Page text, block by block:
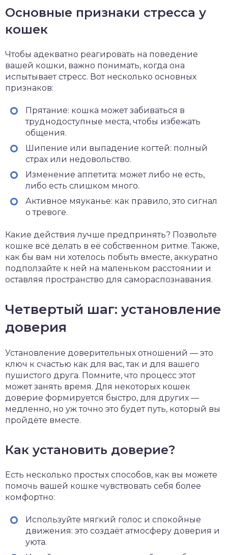
Основные признаки стресса у
кошек
Чтобы адекватно реагировать на поведение
вашей кошки, важно понимать, когда она
испытывает стресс. Вот несколько основных
признаков:
Прятание: кошка может забиваться в
труднодоступные места, чтобы избежать
общения.
Шипение или выпадение когтей: полный
страх или недовольство.
Изменение аппетита: может либо не есть,
либо есть слишком много.
Активное мяуканье: как правило, это сигнал
о тревоге.
Какие действия лучше предпринять? Позвольте
кошке всё делать в её собственном ритме. Также,
как бы вам ни хотелось побыть вместе, аккуратно
подползайте к ней на маленьком расстоянии и
оставляя пространство для самораспознавания.
Четвертый шаг: установление
доверия
Установление доверительных отношений — это
ключ к счастью как для вас, так и для вашего
пушистого друга. Помните, что процесс этот
может занять время. Для некоторых кошек
доверие формируется быстро, для других —
медленно, но уж точно это будет путь, который вы
пройдёте вместе.
Как установить доверие?
Есть несколько простых способов, как вы можете
помочь вашей кошке чувствовать себя более
комфортно:
Используйте мягкий голос и спокойные
движения: это создаёт атмосферу доверия и
уюта.